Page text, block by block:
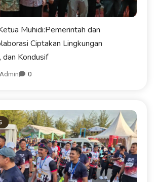
Muhidi:Pemerintah dan
Ciptakan Lingkungan
dan Kondusif
Admin 0